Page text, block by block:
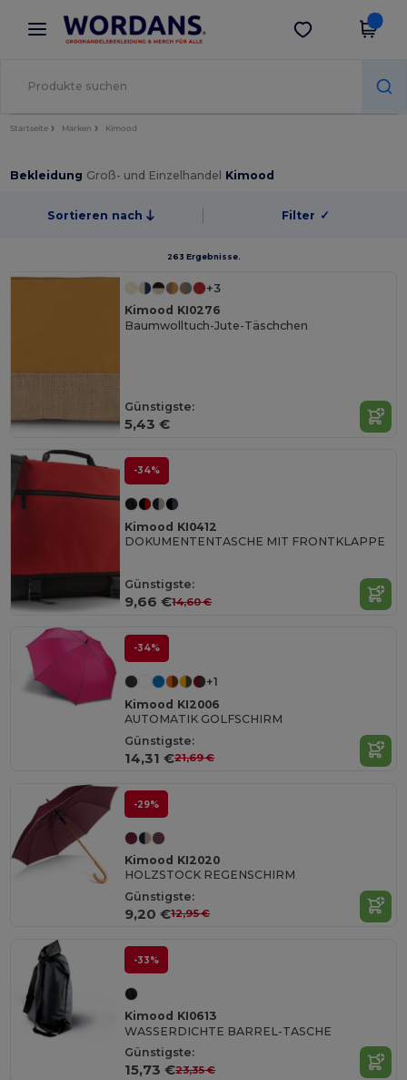
× Wordans App
Bessere Preise in der App!
App holen
Startseite Marken Kimood
Bekleidung Groß- und Einzelhandel Kimood
Sortieren nach Filter ✓
263 Ergebnisse.
+3
Kimood KI0276
Baumwolltuch-Jute-Täschchen
Günstigste:
5,43 €
-34%
Kimood KI0412
DOKUMENTENTASCHE MIT FRONTKLAPPE
Günstigste:
9,66 €14,60 €
-34%
+1
Kimood KI2006
AUTOMATIK GOLFSCHIRM
Günstigste:
14,31 €21,69 €
-29%
Kimood KI2020
HOLZSTOCK REGENSCHIRM
Günstigste:
9,20 €12,95 €
-33%
Kimood KI0613
WASSERDICHTE BARREL-TASCHE
Günstigste:
15,73 €23,35 €